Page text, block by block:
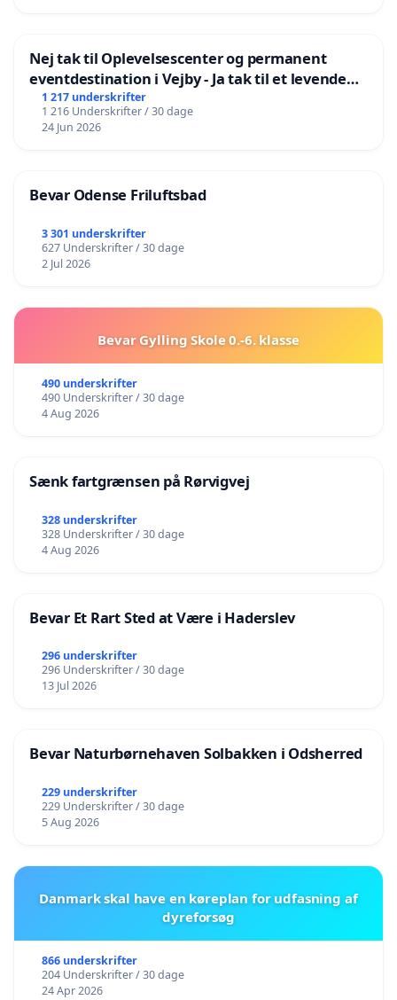
Nej tak til Oplevelsescenter og permanent
eventdestination i Vejby - Ja tak til et levende
lokalområde i balance
1 217 underskrifter
1 216 Underskrifter / 30 dage
24 Jun 2026
Bevar Odense Friluftsbad
3 301 underskrifter
627 Underskrifter / 30 dage
2 Jul 2026
Bevar Gylling Skole 0.-6. klasse
490 underskrifter
490 Underskrifter / 30 dage
4 Aug 2026
Sænk fartgrænsen på Rørvigvej
328 underskrifter
328 Underskrifter / 30 dage
4 Aug 2026
Bevar Et Rart Sted at Være i Haderslev
296 underskrifter
296 Underskrifter / 30 dage
13 Jul 2026
Bevar Naturbørnehaven Solbakken i Odsherred
229 underskrifter
229 Underskrifter / 30 dage
5 Aug 2026
Danmark skal have en køreplan for udfasning af
dyreforsøg
866 underskrifter
204 Underskrifter / 30 dage
24 Apr 2026